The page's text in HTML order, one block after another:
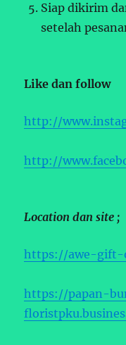
Siap dikirim
setelah
Like dan follow
http://
http://
Location dan site ;
https://awe-gift-
https://papan-